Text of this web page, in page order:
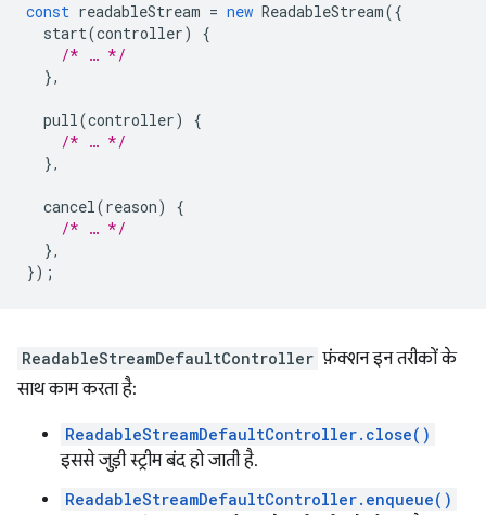
const readableStream = new ReadableStream({
start(controller)
{
/* … */
},
pull(controller)
{
/* … */
},
cancel(reason)
{
/* … */
},
});
ReadableStreamDefaultController फ़ंक्शन इन तरीकों के
साथ काम करता है:
ReadableStreamDefaultController.close()
इससे जुड़ी स्ट्रीम बंद हो जाती है.
ReadableStreamDefaultController.enqueue()